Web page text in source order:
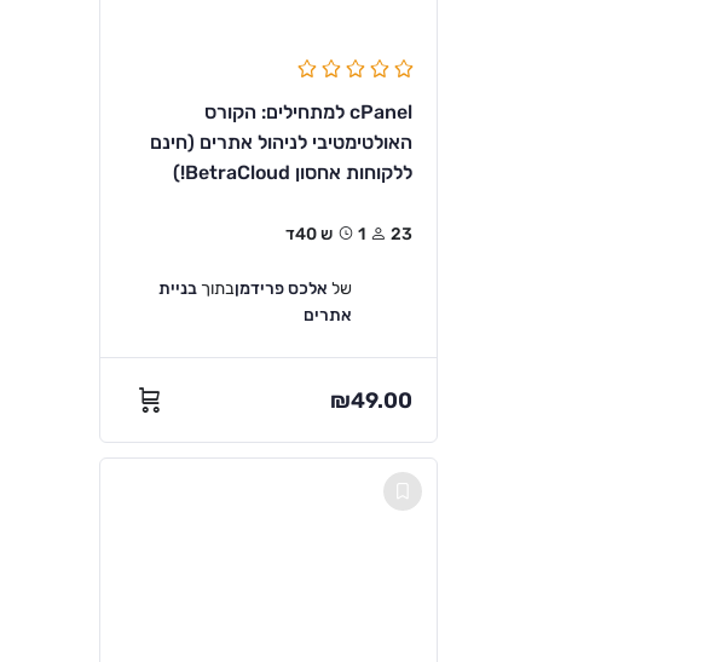
cPanel למתחילים: הקורס
האולטימטיבי לניהול אתרים (חינם
ללקוחות אחסון BetraCloud!)
23 1ש 40ד
של אלכס פרידמןבתוך בניית
אתרים
₪49.00